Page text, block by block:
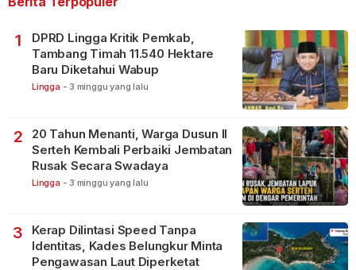
1
DPRD Lingga Kritik Pemkab,
Tambang Timah 11.540 Hektare
Baru Diketahui Wabup
Lingga - 3 minggu yang lalu
2
20 Tahun Menanti, Warga Dusun II
Serteh Kembali Perbaiki Jembatan
Rusak Secara Swadaya
Lingga - 3 minggu yang lalu
3
Kerap Dilintasi Speed Tanpa
Identitas, Kades Belungkur Minta
Pengawasan Laut Diperketat